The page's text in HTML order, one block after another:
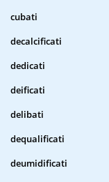
cubati
decalcificati
dedicati
deificati
delibati
dequalificati
deumidificati